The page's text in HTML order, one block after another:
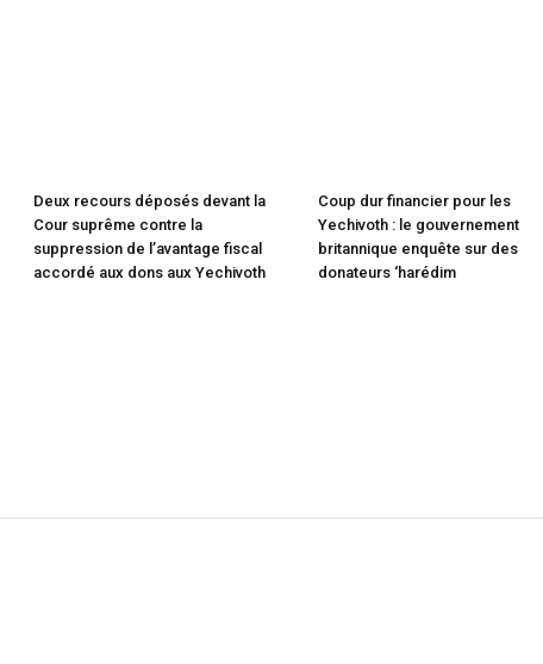
Deux recours déposés devant la
Cour suprême contre la
suppression de l’avantage fiscal
accordé aux dons aux Yechivoth
Coup dur financier pour les
Yechivoth : le gouvernement
britannique enquête sur des
donateurs ‘harédim